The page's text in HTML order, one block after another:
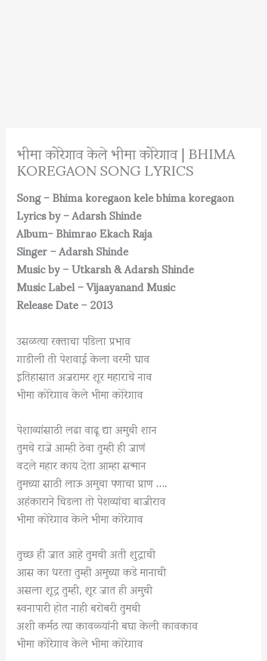
भीमा कोरेगाव केले भीमा कोरेगाव | BHIMA
KOREGAON SONG LYRICS
Song – Bhima koregaon kele bhima koregaon
Lyrics by – Adarsh Shinde
Album- Bhimrao Ekach Raja
Singer – Adarsh Shinde
Music by – Utkarsh & Adarsh Shinde
Music Label – Vijaayanand Music
Release Date – 2013
उसळत्या रक्ताचा पडिला प्रभाव
गाडीली ती पेशवाई केला वरमी घाव
इतिहासात अजरामर शूर महाराचे नाव
भीमा कोरेगाव केले भीमा कोरेगाव
पेशाव्यांसाठी लढा वाढू द्या अमुची शान
तुमचे राजे आम्ही ठेवा तुम्ही ही जाणं
वदले महार काय देता आम्हा सन्मान
तुमच्या साठी लाऊ अमुचा पणाचा प्राण ….
अहंकाराने चिडला तो पेशव्यांचा बाजीराव
भीमा कोरेगाव केले भीमा कोरेगाव
तुच्छ ही जात आहे तुमची अती शुद्राची
आस का धरता तुम्ही अमुच्या कडे मानाची
असला शूद्र तुम्ही, शूर जात ही अमुची
स्वनापारी होत नाही बरोबरी तुमची
अशी कर्मठ त्या कावळ्यांनी बघा केली कावकाव
भीमा कोरेगाव केले भीमा कोरेगाव